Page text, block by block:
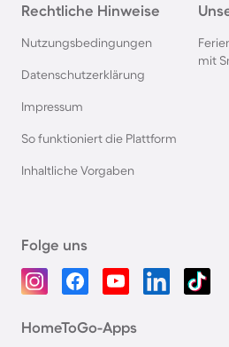
Rechtliche Hinweise
Nutzungsbedingungen
Datenschutzerklärung
Impressum
So funktioniert die Plattform
Inhaltliche Vorgaben
mit
Folge uns
HomeToGo-Apps